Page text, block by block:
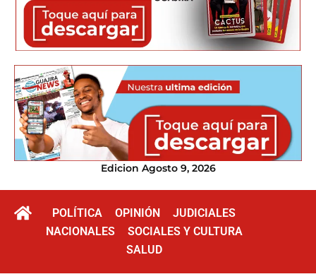
Edicion Agosto 9, 2026
POLÍTICA OPINIÓN
JUDICIALES
NACIONALES
SOCIALES Y CULTURA
SALUD